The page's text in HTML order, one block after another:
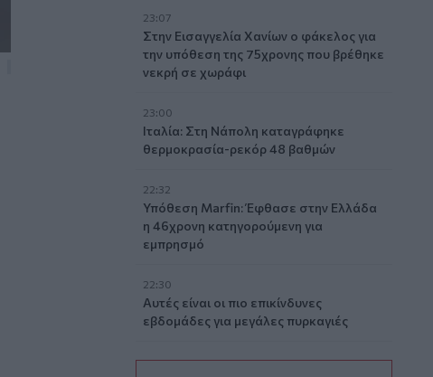
23:07
Στην Εισαγγελία Χανίων ο φάκελος για
την υπόθεση της 75χρονης που βρέθηκε
νεκρή σε χωράφι
23:00
Ιταλία: Στη Νάπολη καταγράφηκε
θερμοκρασία-ρεκόρ 48 βαθμών
22:32
Υπόθεση Marfin: Έφθασε στην Ελλάδα
η 46χρονη κατηγορούμενη για
εμπρησμό
22:30
Αυτές είναι οι πιο επικίνδυνες
εβδομάδες για μεγάλες πυρκαγιές
22:21